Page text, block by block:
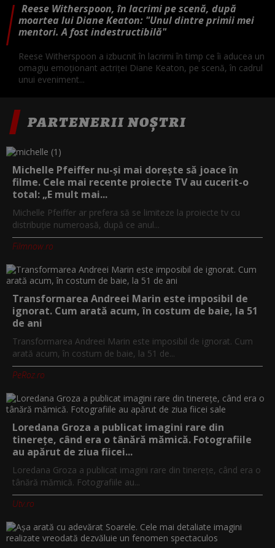
Reese Witherspoon, în lacrimi pe scenă, după
moartea lui Diane Keaton: "Unul dintre primii mei
mentori. A fost indestructibilă"
Reese Witherspoon a izbucnit în lacrimi în timp ce îi aducea un
omagiu emoționant actriței Diane Keaton, pe scenă, în cadrul
unui eveniment...
PARTENERII NOȘTRI
Michelle Pfeiffer nu-și mai dorește să joace în
filme. Cele mai recente proiecte TV au cucerit-o
total: „E mult mai...
Michelle Pfeiffer ar prefera să se limiteze la proiecte tv cu
distribuție numeroasă, după ce anul...
Filmnow.ro
Transformarea Andreei Marin este imposibil de
ignorat. Cum arată acum, în costum de baie, la 51
de ani
Transformarea Andreei Marin este imposibil de ignorat. Cum
arată acum, în costum de baie, la 51 de...
PeRoz.ro
Loredana Groza a publicat imagini rare din
tinerețe, când era o tânără mămică. Fotografiile
au apărut de ziua fiicei...
Loredana Groza a publicat imagini rare din tinerețe, când era o
tânără mămică. Fotografiile au...
Utv.ro